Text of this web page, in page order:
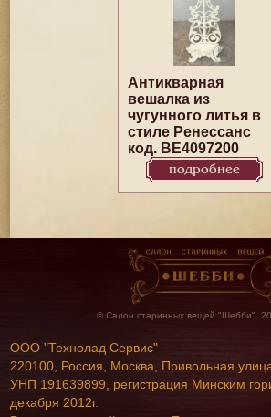
Антикварная
вешалка из
чугунного литья в
стиле Ренессанс
код. BE4097200
подробнее
© Салон старинных вещей "Шебби",
ООО "Технолад Сервис"
220100, Россия, Москва, Привольная
УНП 191639899, регистрация Минским
декабря 2012г.